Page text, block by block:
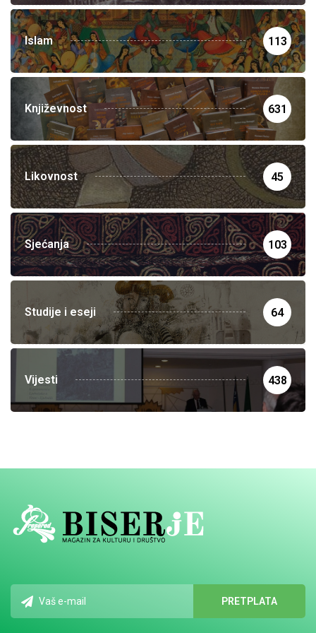
Islam 113
Književnost 631
Likovnost 45
Sjećanja 103
Studije i eseji 64
Vijesti 438